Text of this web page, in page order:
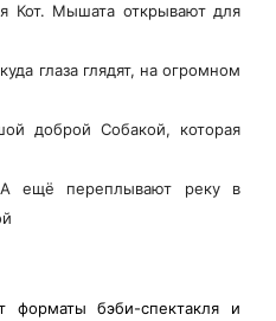
Кот. Мышата открывают для
глаза глядят, на огромном
доброй Собакой, которая
ещё переплывают реку в
форматы бэби-спектакля и